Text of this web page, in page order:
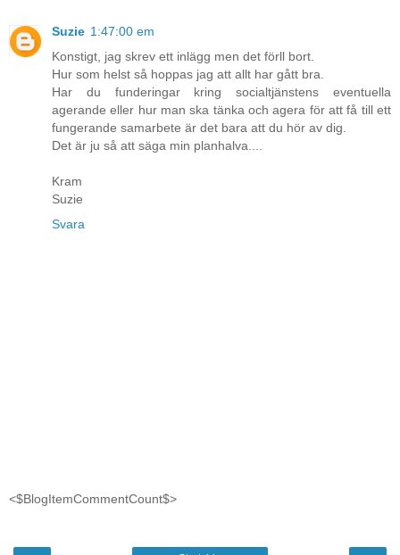
Suzie 1:47:00 em
Konstigt, jag skrev ett inlägg men det förll bort.
Hur som helst så hoppas jag att allt har gått bra.
Har du funderingar kring socialtjänstens eventuella
agerande eller hur man ska tänka och agera för att få till ett
fungerande samarbete är det bara att du hör av dig.
Det är ju så att säga min planhalva....
Kram
Suzie
Svara
<$BlogItemCommentCount$>